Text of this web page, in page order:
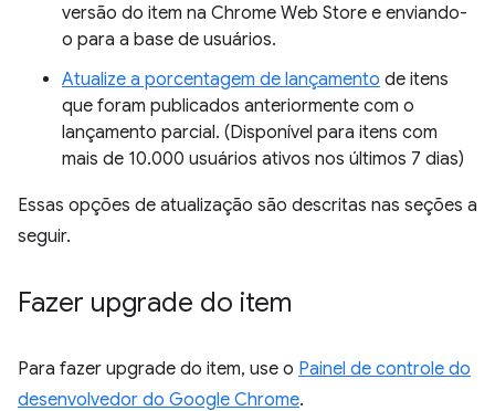
versão do item na Chrome Web Store e enviando-
o para a base de usuários.
Atualize a porcentagem de lançamento de itens
que foram publicados anteriormente com o
lançamento parcial. (Disponível para itens com
mais de 10.000 usuários ativos nos últimos 7 dias)
Essas opções de atualização são descritas nas seções a
seguir.
Fazer upgrade do item
Para fazer upgrade do item, use o Painel de controle do
desenvolvedor do Google Chrome.